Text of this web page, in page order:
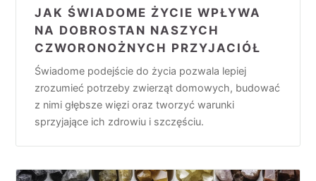
JAK ŚWIADOME ŻYCIE WPŁYWA
NA DOBROSTAN NASZYCH
CZWORONOŻNYCH PRZYJACIÓŁ
Świadome podejście do życia pozwala lepiej
zrozumieć potrzeby zwierząt domowych, budować
z nimi głębsze więzi oraz tworzyć warunki
sprzyjające ich zdrowiu i szczęściu.